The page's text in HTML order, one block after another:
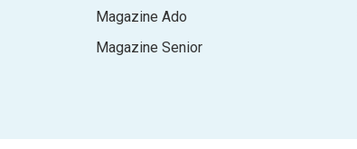
Magazine Ado
Magazine Senior